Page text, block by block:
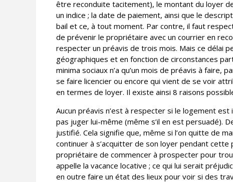
être reconduite tacitement), le montant du loyer
un indice ; la date de paiement, ainsi que le
bail et ce, à tout moment. Par contre, il faut
de prévenir le propriétaire avec un courrier en
respecter un préavis de trois mois. Mais ce délai
géographiques et en fonction de circonstances
minima sociaux n’a qu’un mois de préavis à
se faire licencier ou encore qui vient de se voir
en termes de loyer. Il existe ainsi 8 raisons
Aucun préavis n’est à respecter si le logement
pas juger lui-même (même s’il en est persuadé).
justifié. Cela signifie que, même si l’on quitte de
continuer à s’acquitter de son loyer pendant
propriétaire de commencer à prospecter pour
appelle la vacance locative ; ce qui lui serait
en outre faire un état des lieux pour voir si des